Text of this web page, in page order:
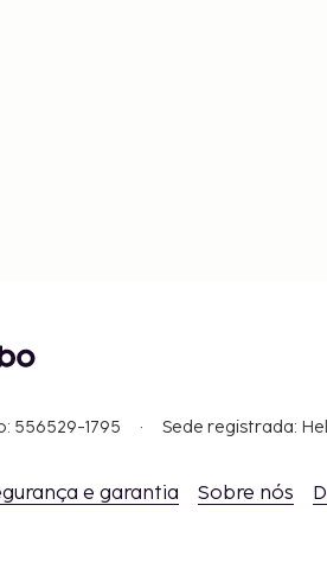
556529-1795 Sede registrada:
e garantia Sobre nós